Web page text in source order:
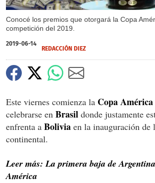
Conocé los premios que otorgará la Copa
competición del 2019.
2019-06-14
REDACCIÓN DIEZ
Este viernes comienza la Copa América
celebrarse en Brasil donde justamente
enfrenta a Bolivia en la inauguración de
continental.
Leer más: La primera baja de
América